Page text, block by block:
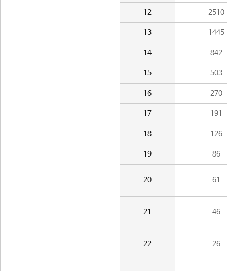
12 2510
13 1445
14 842
15 503
16 270
17 191
18 126
19 86
20 61
21 46
22 26